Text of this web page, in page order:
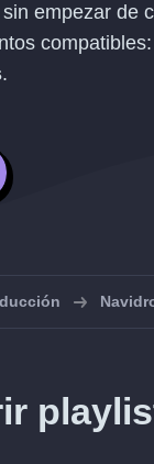
sin empezar de
compatibles:
.